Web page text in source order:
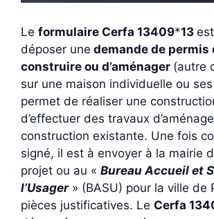
Le formulaire Cerfa 13409*13
déposer une demande de permis
construire ou d’aménager (autre
sur une maison individuelle ou
permet de réaliser une
d’effectuer des travaux
construction existante. Une fois
signé, il est à envoyer à la mairie
projet ou au « Bureau Accueil et
l’Usager» (BASU) pour la ville de
pièces justificatives. Le Cerfa